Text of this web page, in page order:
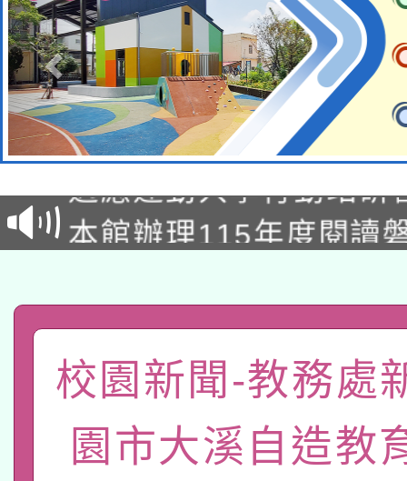
本校115學年度第2次
招)
適應運動共學行動站研
本館辦理115年度閱讀
礎課程
A3數位素養講師名單
「數位內容與教學軟體
pilot」
有關大陸委員會函釋公
薪期間赴陸應申請許可
轉知經濟部水利署委託
校園新聞-教務處
園市大溪自造教